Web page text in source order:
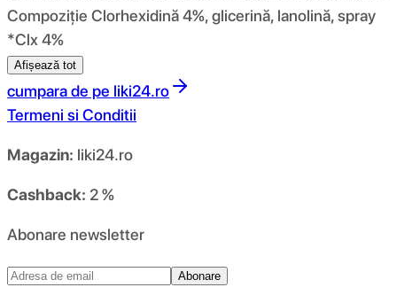
Compoziţie Clorhexidină 4%, glicerină, lanolină, spray
*Clx 4%
Afișează tot
cumpara de pe liki24.ro
Termeni si Conditii
Magazin: liki24.ro
Cashback: 2 %
Abonare newsletter
Abonare